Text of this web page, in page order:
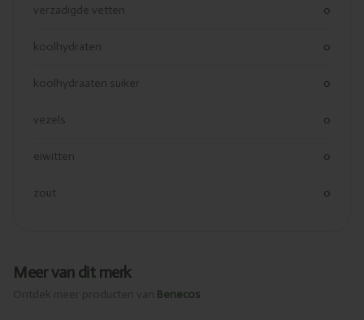
verzadigde vetten 0
koolhydraten 0
koolhydraaten suiker 0
vezels 0
eiwitten 0
zout 0
Meer van dit merk
Ontdek meer producten van Benecos